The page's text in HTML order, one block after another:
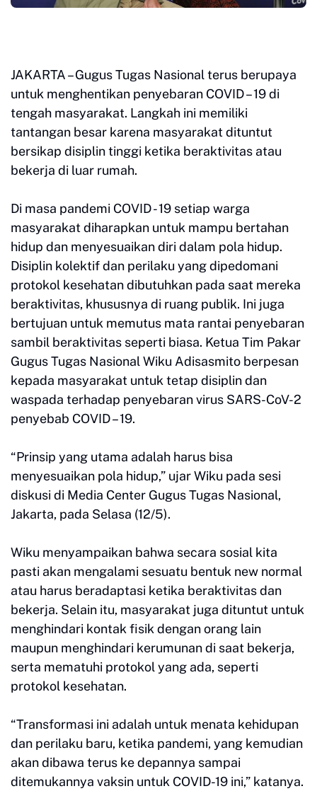
JAKARTA – Gugus Tugas Nasional terus berupaya
untuk menghentikan penyebaran COVID – 19 di
tengah masyarakat. Langkah ini memiliki
tantangan besar karena masyarakat dituntut
bersikap disiplin tinggi ketika beraktivitas atau
bekerja di luar rumah.
Di masa pandemi COVID - 19 setiap warga
masyarakat diharapkan untuk mampu bertahan
hidup dan menyesuaikan diri dalam pola hidup.
Disiplin kolektif dan perilaku yang dipedomani
protokol kesehatan dibutuhkan pada saat mereka
beraktivitas, khususnya di ruang publik. Ini juga
bertujuan untuk memutus mata rantai penyebaran
sambil beraktivitas seperti biasa. Ketua Tim Pakar
Gugus Tugas Nasional Wiku Adisasmito berpesan
kepada masyarakat untuk tetap disiplin dan
waspada terhadap penyebaran virus SARS-CoV-2
penyebab COVID – 19.
“Prinsip yang utama adalah harus bisa
menyesuaikan pola hidup,” ujar Wiku pada sesi
diskusi di Media Center Gugus Tugas Nasional,
Jakarta, pada Selasa (12/5).
Wiku menyampaikan bahwa secara sosial kita
pasti akan mengalami sesuatu bentuk new normal
atau harus beradaptasi ketika beraktivitas dan
bekerja. Selain itu, masyarakat juga dituntut untuk
menghindari kontak fisik dengan orang lain
maupun menghindari kerumunan di saat bekerja,
serta mematuhi protokol yang ada, seperti
protokol kesehatan.
“Transformasi ini adalah untuk menata kehidupan
dan perilaku baru, ketika pandemi, yang kemudian
akan dibawa terus ke depannya sampai
ditemukannya vaksin untuk COVID-19 ini,” katanya.